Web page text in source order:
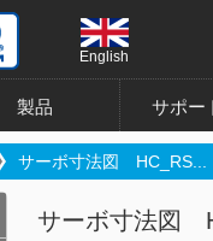
English
製品 サポー
サーボ寸法図 HC_RS...
サーボ寸法図